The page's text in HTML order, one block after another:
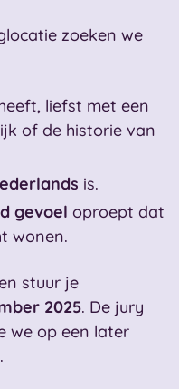
zoeken we
liefst met een
of de historie van
is.
gevoel oproept dat
wonen.
stuur je
2025. De jury
we op een later